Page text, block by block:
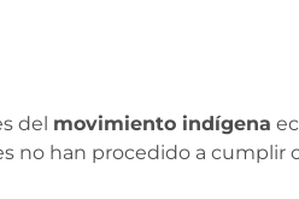
del movimiento indígena
no han procedido a cumplir